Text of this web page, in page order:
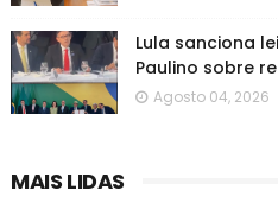
Lula sanciona
Paulino sobre
Agosto 04, 2026
MAIS LIDAS